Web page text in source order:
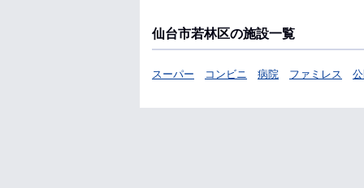
仙台市若林区の施設一覧
スーパー コンビニ 病院 ファミレス